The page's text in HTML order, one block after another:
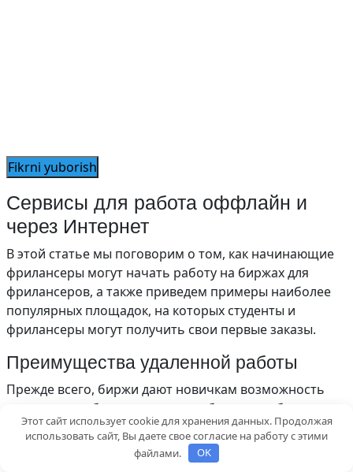
Сервисы для работа оффлайн и
через Интернет
В этой статье мы поговорим о том, как начинающие
фрилансеры могут начать работу на биржах для
фрилансеров, а также приведем примеры наиболее
популярных площадок, на которых студенты и
фрилансеры могут получить свои первые заказы.
Преимущества удаленной работы
Прежде всего, биржи дают новичкам возможность
«пощупать зубы» в различных областях: веб-
разработка, управление сетями, дизайн, обработка
фотографий, монтаж видео. Кроме того, студенты,
изучающие общие специальности, такие как
Этот сайт использует cookie для хранения данных. Продолжая
использовать сайт, Вы даете свое согласие на работу с этими
файлами.
OK